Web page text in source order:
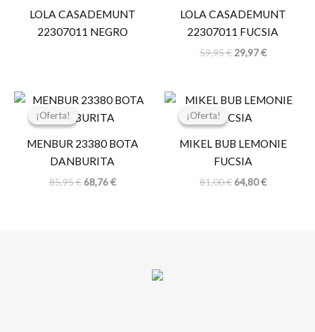
LOLA CASADEMUNT
22307011 NEGRO
LOLA CASADEMUNT
22307011 FUCSIA
59,95€
59,95 €.
29,97€
29,97 €.
¡Oferta!
¡Oferta!
MENBUR 23380 BOTA
DANBURITA
85,95€
El
original
85,95 €.
68,76€
El
68,76 €.
¡Oferta!
¡Oferta!
MIKEL BUB LEMONIE
FUCSIA
81,00€
El
original
81,00 €.
64,80€
El
64,80 €.